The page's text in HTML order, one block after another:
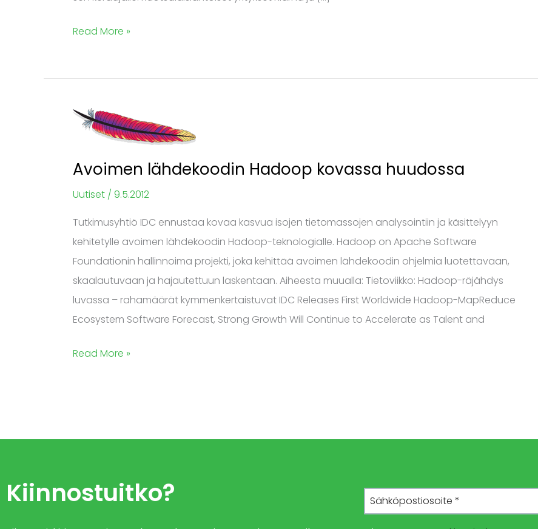
Read More »
Avoimen lähdekoodin Hadoop kovassa huudossa
Uutiset / 9.5.2012
Tutkimusyhtiö IDC ennustaa kovaa kasvua isojen tietomassojen analysointiin ja käsittelyyn
kehitetylle avoimen lähdekoodin Hadoop-teknologialle. Hadoop on Apache Software
Foundationin hallinnoima projekti, joka kehittää avoimen lähdekoodin ohjelmia luotettavaan,
skaalautuvaan ja hajautettuun laskentaan. Aiheesta muualla: Tietoviikko: Hadoop-räjähdys
luvassa – rahamäärät kymmenkertaistuvat IDC Releases First Worldwide Hadoop-MapReduce
Ecosystem Software Forecast, Strong Growth Will Continue to Accelerate as Talent and
Avoimen
lähdekoodin
kovassa
huudossa
Read More »
Kiinnostuitko?